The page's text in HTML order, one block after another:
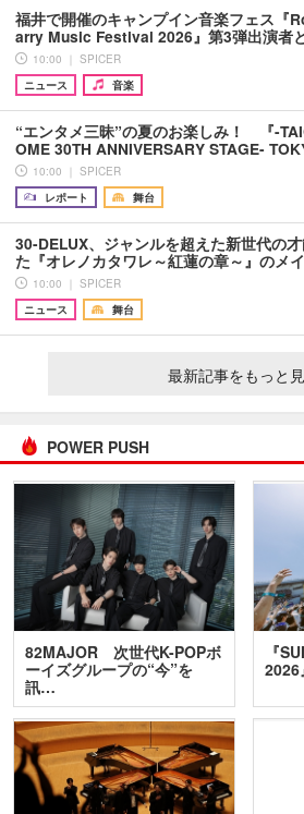
福井で開催のキャンプイン音楽フェス『
arry Music Festival 2026』第3弾出演者
10:00 ｜ SPICER
ニュース
音楽
“エンタメ三昧”の夏のお楽しみ！ 『-
OME 30TH ANNIVERSARY STAGE-
10:00 ｜ SPICER
レポート
舞台
30-DELUX、ジャンルを超えた新世代の
た『オレノカタワレ～紅蓮の章～』のメ
10:00 ｜ SPICER
ニュース
舞台
最新記事をもっと
POWER PUSH
82MAJOR 次世代K-POPボ
ーイズグループの“今”を
訊…
『